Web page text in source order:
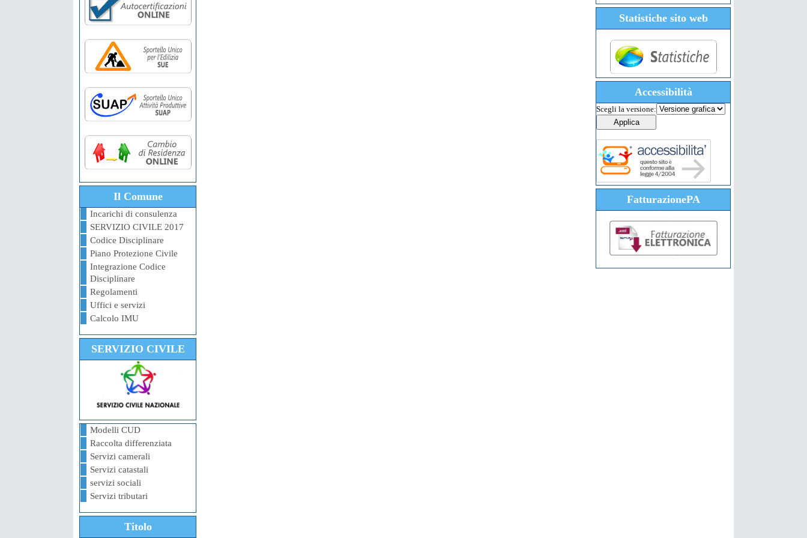
Il Comune
Incarichi di consulenza
SERVIZIO CIVILE 2017
Codice Disciplinare
Piano Protezione Civile
Integrazione Codice
Disciplinare
Regolamenti
Uffici e servizi
Calcolo IMU
SERVIZIO CIVILE
Modelli CUD
Raccolta differenziata
Servizi camerali
Servizi catastali
servizi sociali
Servizi tributari
Titolo
Statistiche sito web
Accessibilità
Scegli la versione:
FatturazionePA